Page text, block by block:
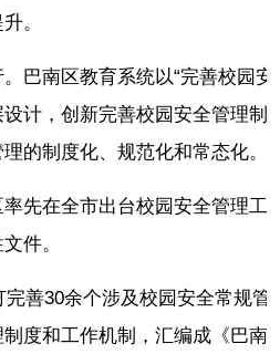
。
巴南区教育系统以“完善校园
计，创新完善校园安全管理制
的制度化、规范化和常态化。
先在全市出台校园安全管理工
件。
完善30余个涉及校园安全常规
度和工作机制，汇编成《巴南